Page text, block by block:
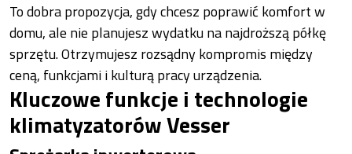
To dobra propozycja, gdy chcesz poprawić komfort w
domu, ale nie planujesz wydatku na najdroższą półkę
sprzętu. Otrzymujesz rozsądny kompromis między
ceną, funkcjami i kulturą pracy urządzenia.
Kluczowe funkcje i technologie
klimatyzatorów Vesser